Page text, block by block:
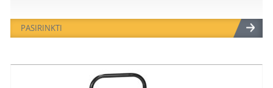
PASIRINKTI